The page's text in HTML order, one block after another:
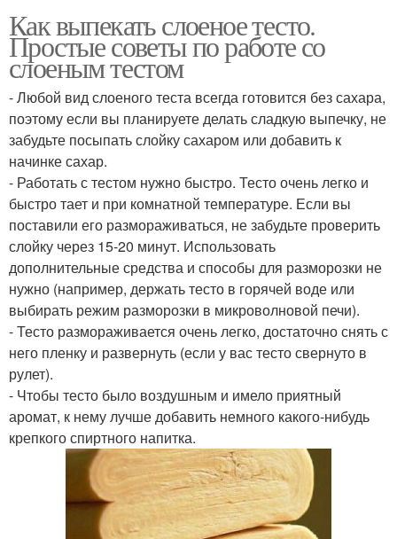
Как выпекать слоеное тесто.
Простые советы по работе со
слоеным тестом
- Любой вид слоеного теста всегда готовится без сахара,
поэтому если вы планируете делать сладкую выпечку, не
забудьте посыпать слойку сахаром или добавить к
начинке сахар.
- Работать с тестом нужно быстро. Тесто очень легко и
быстро тает и при комнатной температуре. Если вы
поставили его размораживаться, не забудьте проверить
слойку через 15-20 минут. Использовать
дополнительные средства и способы для разморозки не
нужно (например, держать тесто в горячей воде или
выбирать режим разморозки в микроволновой печи).
- Тесто размораживается очень легко, достаточно снять с
него пленку и развернуть (если у вас тесто свернуто в
рулет).
- Чтобы тесто было воздушным и имело приятный
аромат, к нему лучше добавить немного какого-нибудь
крепкого спиртного напитка.